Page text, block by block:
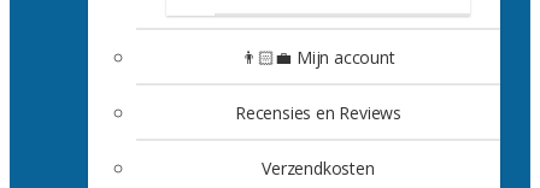
👨🏻‍💼 Mijn account
Recensies en Reviews
Verzendkosten